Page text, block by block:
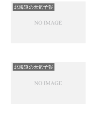
北海道の天気予報
北海道の天気予報